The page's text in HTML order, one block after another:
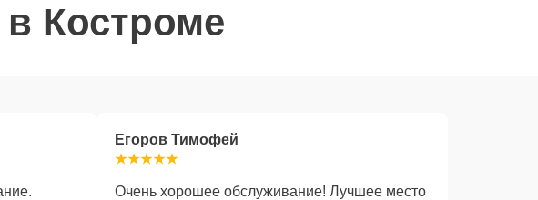
Костроме
Егоров Тимофей
Очень хорошее обслуживание! Лучшее место